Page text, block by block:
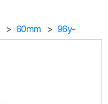
60mm 96y-